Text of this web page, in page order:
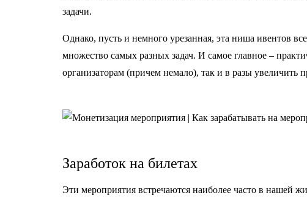
задачи.
Однако, пусть и немного урезанная, эта ниша ивентов
множество самых разных задач. И самое главное –
организаторам (причем немало), так и в разы увеличить
Заработок на билетах
Эти мероприятия встречаются наиболее часто в нашей